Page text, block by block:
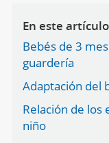
En este artículo
Bebés de 3
guardería
Adaptación del
Relación de los
niño